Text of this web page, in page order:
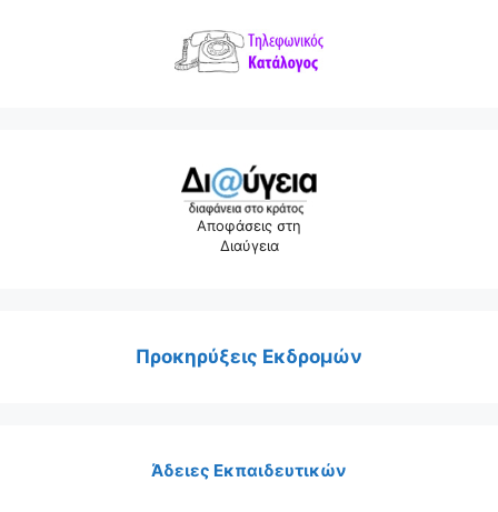
Αποφάσεις στη
Διαύγεια
Προκηρύξεις Εκδρομών
Άδειες Εκπαιδευτικών